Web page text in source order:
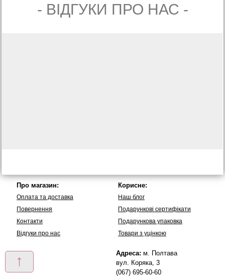
- ВIДГУКИ ПРО НАС -
↑
Про магазин:
Оплата та доставка
Повернення
Контакти
Вiдгуки про нас
Корисне:
Наш блог
Подарункові сертифікати
Подарункова упаковка
Товари з уцінкою
Адреса: м. Полтава
вул. Коряка, 3
(067) 695-60-60